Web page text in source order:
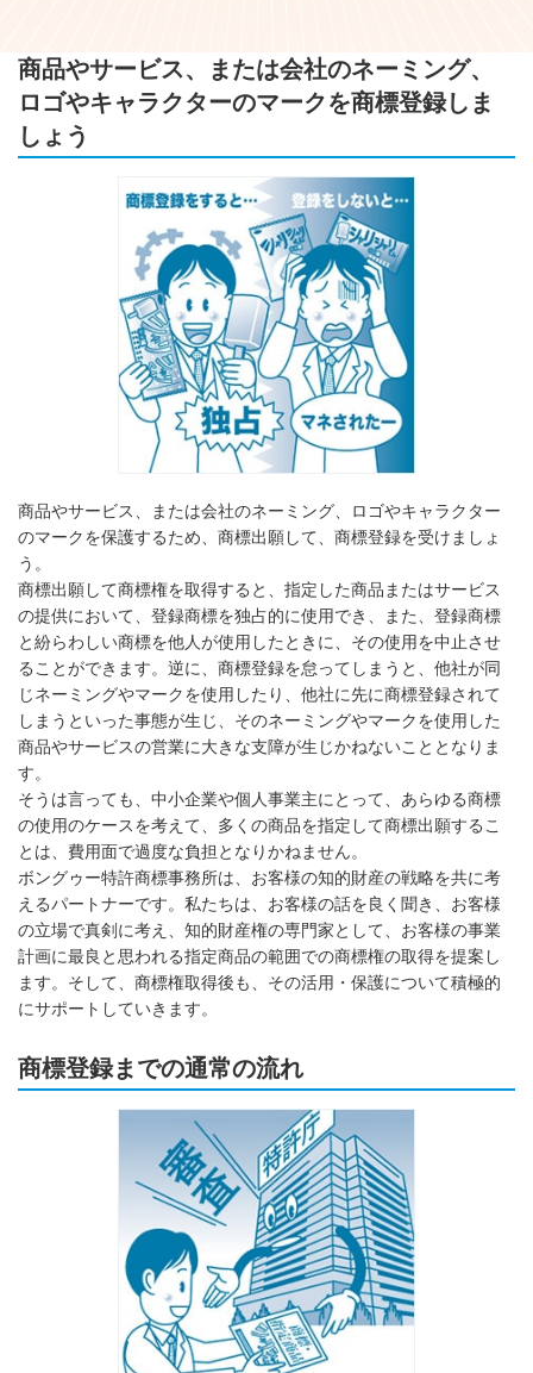
商品やサービス、または会社のネーミング、
ロゴやキャラクターのマークを商標登録しま
しょう
商品やサービス、または会社のネーミング、ロゴやキャラクター
のマークを保護するため、商標出願して、商標登録を受けましょ
う。
商標出願して商標権を取得すると、指定した商品またはサービス
の提供において、登録商標を独占的に使用でき、また、登録商標
と紛らわしい商標を他人が使用したときに、その使用を中止させ
ることができます。逆に、商標登録を怠ってしまうと、他社が同
じネーミングやマークを使用したり、他社に先に商標登録されて
しまうといった事態が生じ、そのネーミングやマークを使用した
商品やサービスの営業に大きな支障が生じかねないこととなりま
す。
そうは言っても、中小企業や個人事業主にとって、あらゆる商標
の使用のケースを考えて、多くの商品を指定して商標出願するこ
とは、費用面で過度な負担となりかねません。
ボングゥー特許商標事務所は、お客様の知的財産の戦略を共に考
えるパートナーです。私たちは、お客様の話を良く聞き、お客様
の立場で真剣に考え、知的財産権の専門家として、お客様の事業
計画に最良と思われる指定商品の範囲での商標権の取得を提案し
ます。そして、商標権取得後も、その活用・保護について積極的
にサポートしていきます。
商標登録までの通常の流れ